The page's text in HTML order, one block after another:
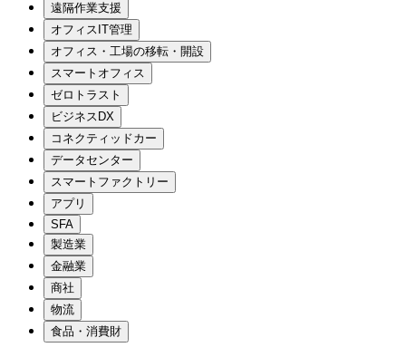
遠隔作業支援
オフィスIT管理
オフィス・工場の移転・開設
スマートオフィス
ゼロトラスト
ビジネスDX
コネクティッドカー
データセンター
スマートファクトリー
アプリ
SFA
製造業
金融業
商社
物流
食品・消費財